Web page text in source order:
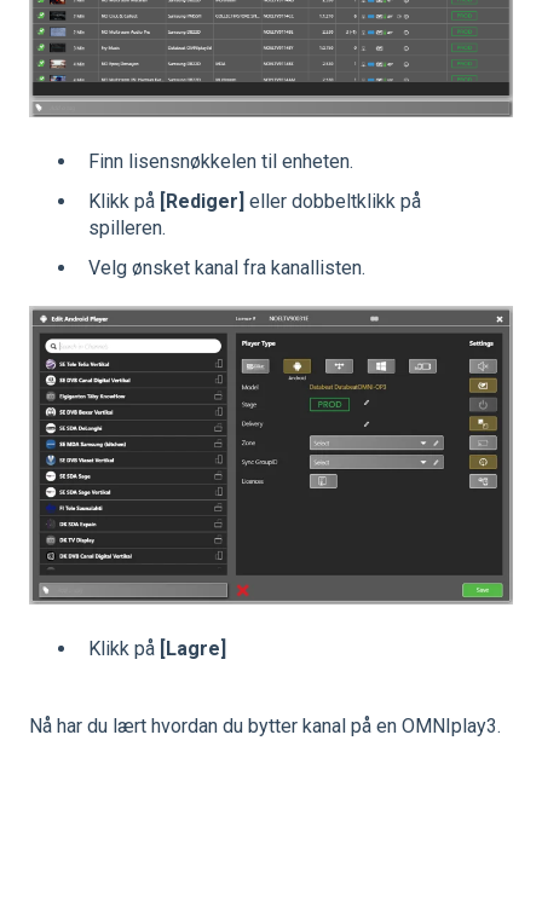
Finn lisensnøkkelen til enheten.
Klikk på [Rediger] eller dobbeltklikk på
spilleren.
Velg ønsket kanal fra kanallisten.
Klikk på [Lagre]
Nå har du lært hvordan du bytter kanal på en OMNIplay3.